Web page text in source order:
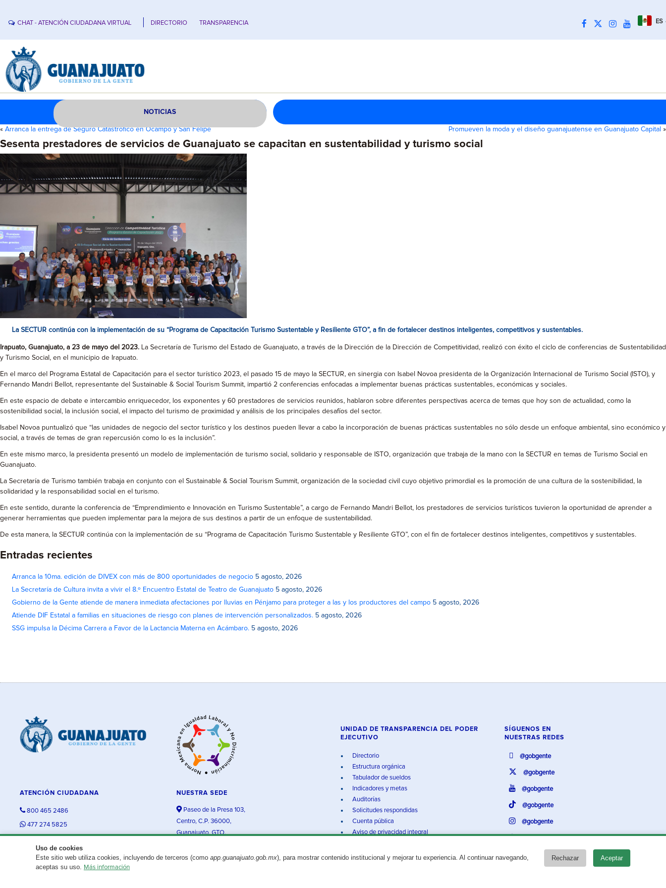
CHAT - ATENCIÓN CIUDADANA VIRTUAL DIRECTORIO TRANSPARENCIA ES
NOTICIAS
« Arranca la entrega de Seguro Catastrófico en Ocampo y San Felipe Promueven la moda y el diseño guanajuatense en Guanajuato Capital »
Sesenta prestadores de servicios de Guanajuato se capacitan en sustentabilidad y turismo social
La SECTUR continúa con la implementación de su “Programa de Capacitación Turismo Sustentable y Resiliente GTO”, a fin de fortalecer destinos inteligentes, competitivos y sustentables.
Irapuato, Guanajuato, a 23 de mayo del 2023. La Secretaría de Turismo del Estado de Guanajuato, a través de la Dirección de la Dirección de Competitividad, realizó con éxito el ciclo de conferencias de Sustentabilidad
y Turismo Social, en el municipio de Irapuato.
En el marco del Programa Estatal de Capacitación para el sector turístico 2023, el pasado 15 de mayo la SECTUR, en sinergia con Isabel Novoa presidenta de la Organización Internacional de Turismo Social (ISTO), y
Fernando Mandri Bellot, representante del Sustainable & Social Tourism Summit, impartió 2 conferencias enfocadas a implementar buenas prácticas sustentables, económicas y sociales.
En este espacio de debate e intercambio enriquecedor, los exponentes y 60 prestadores de servicios reunidos, hablaron sobre diferentes perspectivas acerca de temas que hoy son de actualidad, como la
sostenibilidad social, la inclusión social, el impacto del turismo de proximidad y análisis de los principales desafíos del sector.
Isabel Novoa puntualizó que “las unidades de negocio del sector turístico y los destinos pueden llevar a cabo la incorporación de buenas prácticas sustentables no sólo desde un enfoque ambiental, sino económico y
social, a través de temas de gran repercusión como lo es la inclusión”.
En este mismo marco, la presidenta presentó un modelo de implementación de turismo social, solidario y responsable de ISTO, organización que trabaja de la mano con la SECTUR en temas de Turismo Social en
Guanajuato.
La Secretaría de Turismo también trabaja en conjunto con el Sustainable & Social Tourism Summit, organización de la sociedad civil cuyo objetivo primordial es la promoción de una cultura de la sostenibilidad, la
solidaridad y la responsabilidad social en el turismo.
En este sentido, durante la conferencia de “Emprendimiento e Innovación en Turismo Sustentable”, a cargo de Fernando Mandri Bellot, los prestadores de servicios turísticos tuvieron la oportunidad de aprender a
generar herramientas que pueden implementar para la mejora de sus destinos a partir de un enfoque de sustentabilidad.
De esta manera, la SECTUR continúa con la implementación de su “Programa de Capacitación Turismo Sustentable y Resiliente GTO”, con el fin de fortalecer destinos inteligentes, competitivos y sustentables.
Entradas recientes
Arranca la 10ma. edición de DIVEX con más de 800 oportunidades de negocio 5 agosto, 2026
La Secretaría de Cultura invita a vivir el 8.º Encuentro Estatal de Teatro de Guanajuato 5 agosto, 2026
Gobierno de la Gente atiende de manera inmediata afectaciones por lluvias en Pénjamo para proteger a las y los productores del campo 5 agosto, 2026
Atiende DIF Estatal a familias en situaciones de riesgo con planes de intervención personalizados. 5 agosto, 2026
SSG impulsa la Décima Carrera a Favor de la Lactancia Materna en Acámbaro. 5 agosto, 2026
Uso de cookies
Este sitio web utiliza cookies, incluyendo de terceros (como app.guanajuato.gob.mx), para mostrar contenido institucional y mejorar tu experiencia. Al continuar navegando,
aceptas su uso. Más información
Rechazar Aceptar
ATENCIÓN CIUDADANA
800 465 2486
477 274 5825
NUESTRA SEDE
Paseo de la Presa 103,
Centro, C.P. 36000,
Guanajuato, GTO.
UNIDAD DE TRANSPARENCIA DEL PODER
EJECUTIVO
Directorio
Estructura orgánica
Tabulador de sueldos
Indicadores y metas
Auditorías
Solicitudes respondidas
Cuenta pública
Aviso de privacidad integral
SÍGUENOS EN
NUESTRAS REDES
@gobgente
@gobgente
@gobgente
@gobgente
@gobgente
@gobgente
¿Existe algún problema con esta página?Repórtalo aquí. Aviso legal© 2025 Gobierno del Estado de Guanajuato